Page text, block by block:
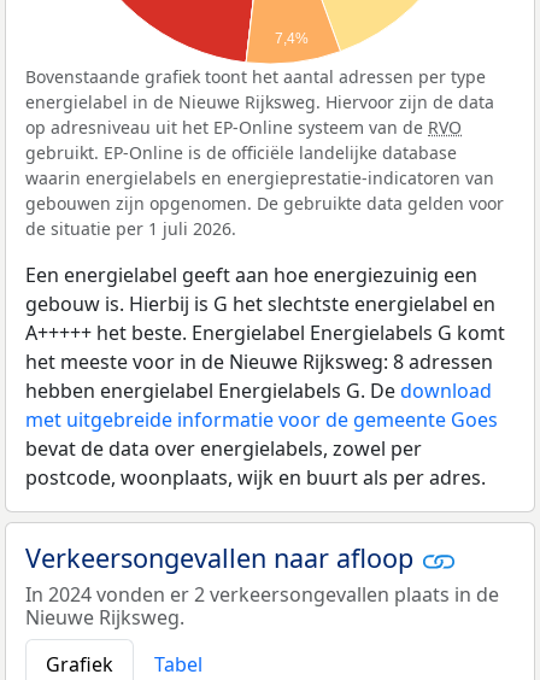
7,4%
Bovenstaande grafiek toont het aantal adressen per type
energielabel in de Nieuwe Rijksweg. Hiervoor zijn de data
op adresniveau uit het EP-Online systeem van de RVO
gebruikt. EP-Online is de officiële landelijke database
waarin energielabels en energieprestatie-indicatoren van
gebouwen zijn opgenomen. De gebruikte data gelden voor
de situatie per 1 juli 2026.
Een energielabel geeft aan hoe energiezuinig een
gebouw is. Hierbij is G het slechtste energielabel en
A+++++ het beste. Energielabel Energielabels G komt
het meeste voor in de Nieuwe Rijksweg: 8 adressen
hebben energielabel Energielabels G. Dedownload
met uitgebreide informatie voor de gemeente Goes
bevat de data over energielabels, zowel per
postcode, woonplaats, wijk en buurt als per adres.
Verkeersongevallen naar afloop
In 2024 vonden er 2 verkeersongevallen plaats in de
Nieuwe Rijksweg.
Grafiek
Tabel